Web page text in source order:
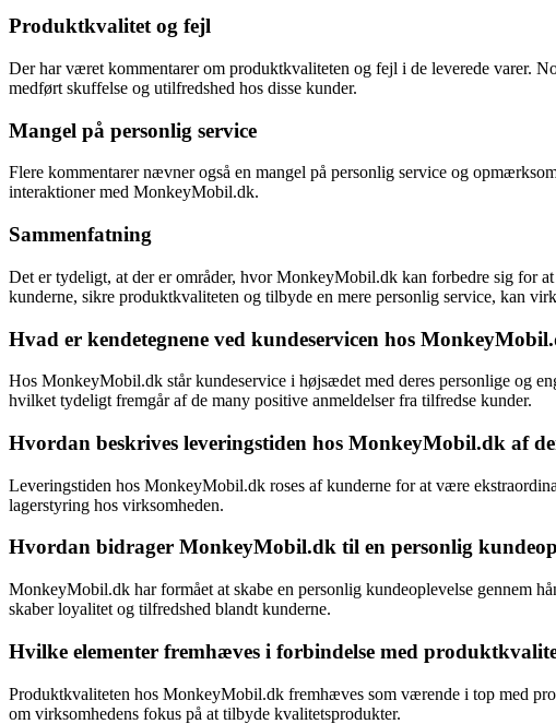
Produktkvalitet og fejl
Der har været kommentarer om produktkvaliteten og fejl i de leverede varer.
medført skuffelse og utilfredshed hos disse kunder.
Mangel på personlig service
Flere kommentarer nævner også en mangel på personlig service og
interaktioner med MonkeyMobil.dk.
Sammenfatning
Det er tydeligt, at der er områder, hvor MonkeyMobil.dk kan forbedre sig for
kunderne, sikre produktkvaliteten og tilbyde en mere personlig service, kan
Hvad er kendetegnene ved kundeservicen hos
Hos MonkeyMobil.dk står kundeservice i højsædet med deres personlige og
hvilket tydeligt fremgår af de many positive anmeldelser fra tilfredse kunder.
Hvordan beskrives leveringstiden hos MonkeyMobil.dk af
Leveringstiden hos MonkeyMobil.dk roses af kunderne for at være
lagerstyring hos virksomheden.
Hvordan bidrager MonkeyMobil.dk til en personlig
MonkeyMobil.dk har formået at skabe en personlig kundeoplevelse gennem
skaber loyalitet og tilfredshed blandt kunderne.
Hvilke elementer fremhæves i forbindelse med
Produktkvaliteten hos MonkeyMobil.dk fremhæves som værende i top med
om virksomhedens fokus på at tilbyde kvalitetsprodukter.